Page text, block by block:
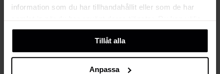
information som du har tillhandahållit eller som de har
att klicka på “information” för att välja och justera vilka
cookies som ska sättas. Läs vår
cookies, deras funktion, varför vi använder dem och hur
Tillåt alla
Anpassa
voor